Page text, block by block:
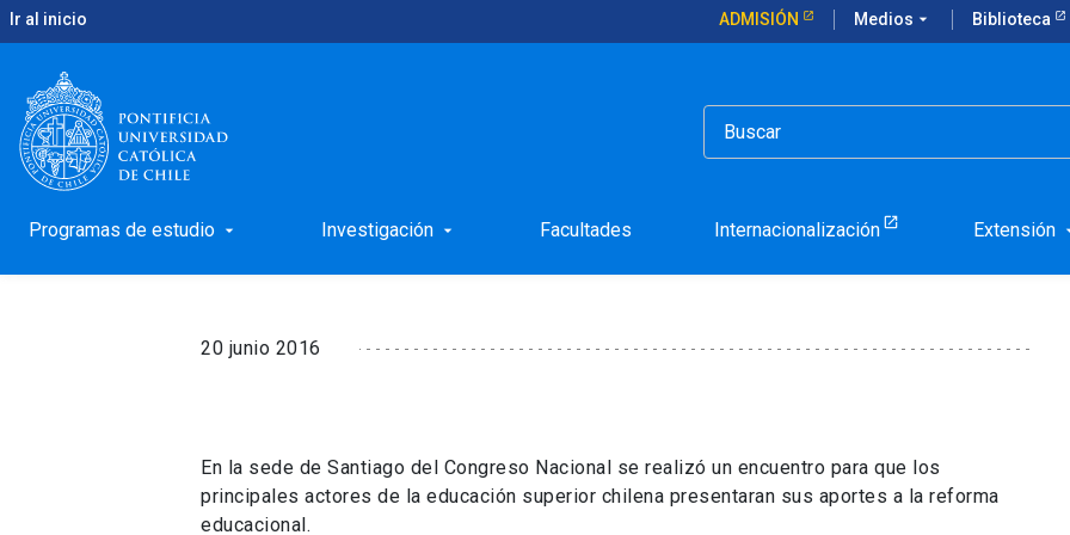
Ir al inicio ADMISIÓN Medios arrow_drop_down Biblioteca
Programas de estudio arrow_drop_down Investigación arrow_drop_down Facultades Internacionalización Extensión
Inicio
Ignacio Sánchez expuso en seminario de la
Diputados
20 junio 2016
En la sede de Santiago del Congreso Nacional se realizó un encuentro para que los
principales actores de la educación superior chilena presentaran sus aportes a la reforma
educacional.